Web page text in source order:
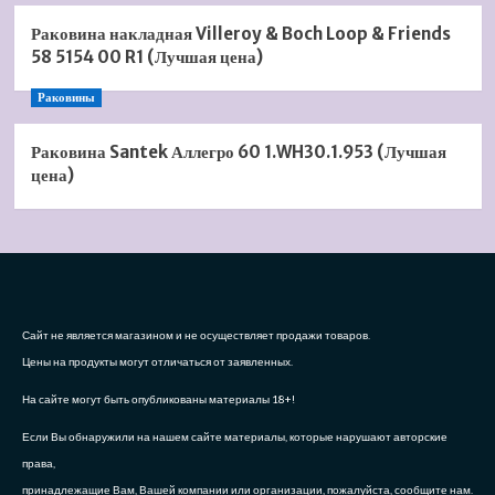
Раковина накладная Villeroy & Boch Loop & Friends
58 5154 00 R1 (Лучшая цена)
Раковины
Раковина Santek Аллегро 60 1.WH30.1.953 (Лучшая
цена)
Сайт не является магазином и не осуществляет продажи товаров.
Цены на продукты могут отличаться от заявленных.
На сайте могут быть опубликованы материалы 18+!
Если Вы обнаружили на нашем сайте материалы, которые нарушают авторские
права,
принадлежащие Вам, Вашей компании или организации, пожалуйста, сообщите нам.